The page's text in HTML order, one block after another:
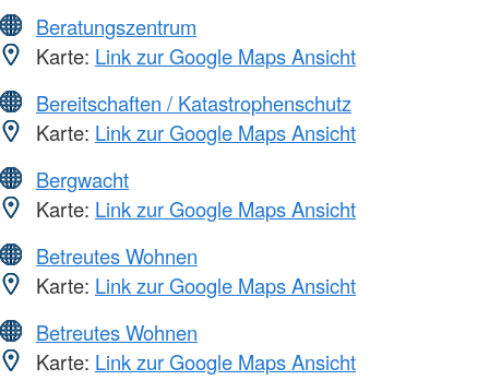
Beratungszentrum
Karte: Link zur Google Maps Ansicht
Bereitschaften / Katastrophenschutz
Karte: Link zur Google Maps Ansicht
Bergwacht
Karte: Link zur Google Maps Ansicht
Betreutes Wohnen
Karte: Link zur Google Maps Ansicht
Betreutes Wohnen
Karte: Link zur Google Maps Ansicht